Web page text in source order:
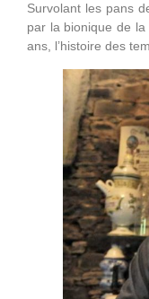
Survolant les pans
par la bionique de
ans, l’histoire des